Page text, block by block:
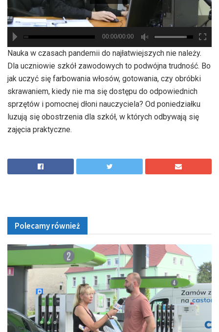
hd2880
hd2160
hd2160
hd1440
highres
hd1080
hd720
large
medium
small
tiny
00:00/00:00
Nauka w czasach pandemii do najłatwiejszych nie należy.
Dla uczniowie szkół zawodowych to podwójna trudność. Bo
jak uczyć się farbowania włosów, gotowania, czy obróbki
skrawaniem, kiedy nie ma się dostępu do odpowiednich
sprzętów i pomocnej dłoni nauczyciela? Od poniedziałku
luzują się obostrzenia dla szkół, w których odbywają się
zajęcia praktyczne.
Polecamy również